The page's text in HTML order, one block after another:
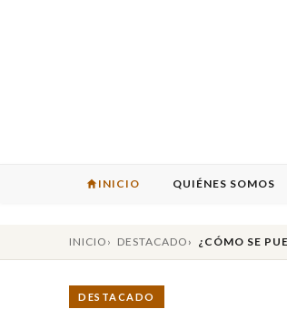
INICIO QUIÉNES SOMOS
INICIO DESTACADO ¿CÓMO SE
DESTACADO